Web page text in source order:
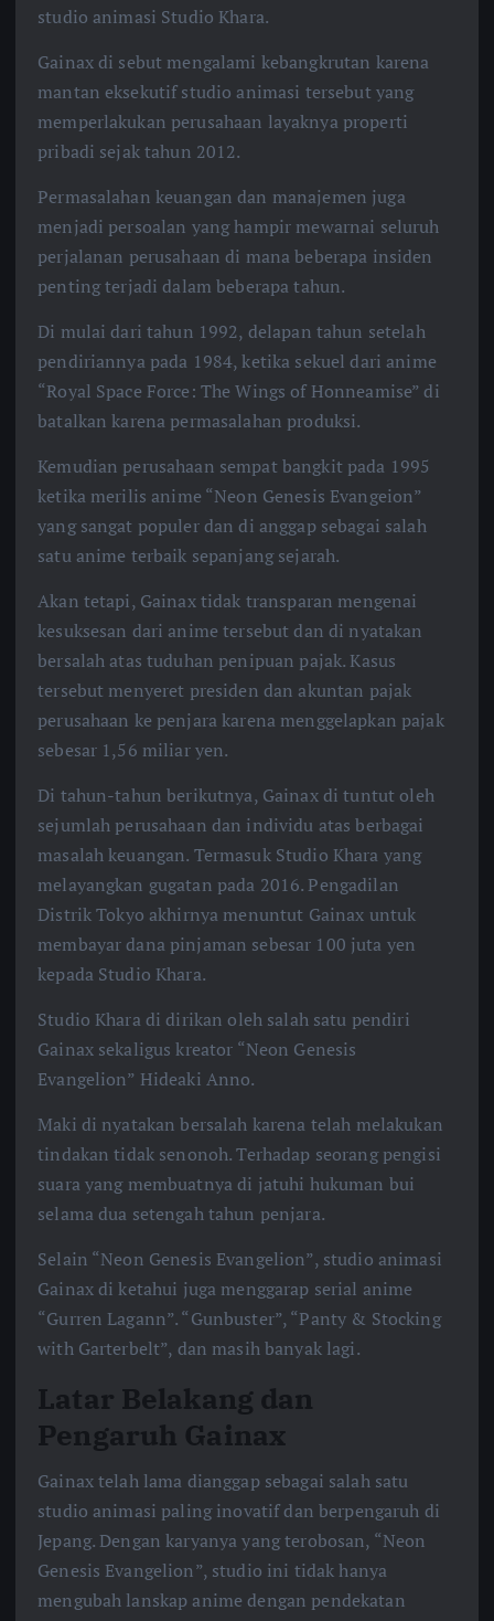
studio animasi Studio Khara.
Gainax di sebut mengalami kebangkrutan karena
mantan eksekutif studio animasi tersebut yang
memperlakukan perusahaan layaknya properti
pribadi sejak tahun 2012.
Permasalahan keuangan dan manajemen juga
menjadi persoalan yang hampir mewarnai seluruh
perjalanan perusahaan di mana beberapa insiden
penting terjadi dalam beberapa tahun.
Di mulai dari tahun 1992, delapan tahun setelah
pendiriannya pada 1984, ketika sekuel dari anime
“Royal Space Force: The Wings of Honneamise” di
batalkan karena permasalahan produksi.
Kemudian perusahaan sempat bangkit pada 1995
ketika merilis anime “Neon Genesis Evangeion”
yang sangat populer dan di anggap sebagai salah
satu anime terbaik sepanjang sejarah.
Akan tetapi, Gainax tidak transparan mengenai
kesuksesan dari anime tersebut dan di nyatakan
bersalah atas tuduhan penipuan pajak. Kasus
tersebut menyeret presiden dan akuntan pajak
perusahaan ke penjara karena menggelapkan pajak
sebesar 1,56 miliar yen.
Di tahun-tahun berikutnya, Gainax di tuntut oleh
sejumlah perusahaan dan individu atas berbagai
masalah keuangan. Termasuk Studio Khara yang
melayangkan gugatan pada 2016. Pengadilan
Distrik Tokyo akhirnya menuntut Gainax untuk
membayar dana pinjaman sebesar 100 juta yen
kepada Studio Khara.
Studio Khara di dirikan oleh salah satu pendiri
Gainax sekaligus kreator “Neon Genesis
Evangelion” Hideaki Anno.
Maki di nyatakan bersalah karena telah melakukan
tindakan tidak senonoh. Terhadap seorang pengisi
suara yang membuatnya di jatuhi hukuman bui
selama dua setengah tahun penjara.
Selain “Neon Genesis Evangelion”, studio animasi
Gainax di ketahui juga menggarap serial anime
“Gurren Lagann”. “Gunbuster”, “Panty & Stocking
with Garterbelt”, dan masih banyak lagi.
Latar Belakang dan
Pengaruh Gainax
Gainax telah lama dianggap sebagai salah satu
studio animasi paling inovatif dan berpengaruh di
Jepang. Dengan karyanya yang terobosan, “Neon
Genesis Evangelion”, studio ini tidak hanya
mengubah lanskap anime dengan pendekatan